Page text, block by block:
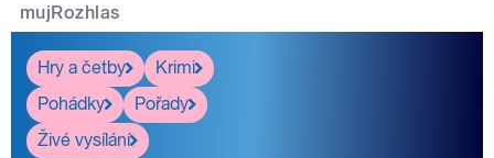
mujRozhlas
Hry a četby
Krimi
Pohádky
Pořady
Živé vysílání